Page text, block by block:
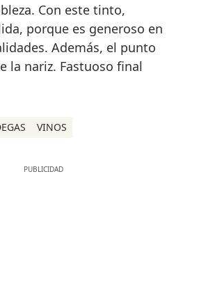
Con este tinto,
porque es generoso en
Además, el punto
la nariz. Fastuoso final
VINOS